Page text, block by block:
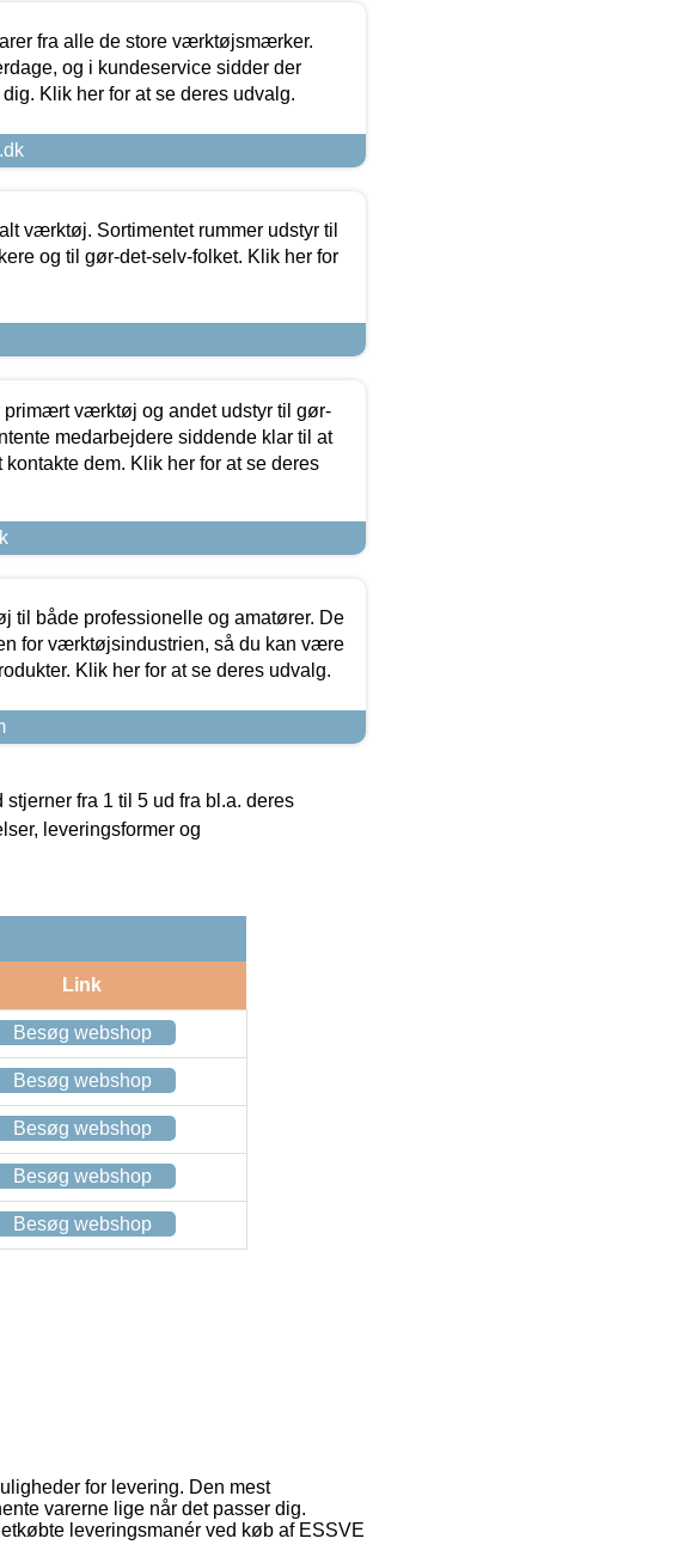
fra alle de store værktøjsmærker.
og i kundeservice sidder der
Klik her for at se deres udvalg.
værktøj. Sortimentet rummer udstyr til
og til gør-det-selv-folket. Klik her for
primært værktøj og andet udstyr til gør-
medarbejdere siddende klar til at
dem. Klik her for at se deres
til både professionelle og amatører. De
for værktøjsindustrien, så du kan være
Klik her for at se deres udvalg.
fra 1 til 5 ud fra bl.a. deres
leveringsformer og
Link
Besøg webshop
Besøg webshop
Besøg webshop
Besøg webshop
Besøg webshop
for levering. Den mest
varerne lige når det passer dig.
leveringsmanér ved køb af ESSVE